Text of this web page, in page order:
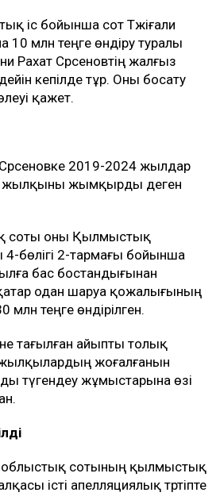
іс бойынша сот Тәжіғали
10 млн теңге өндіру туралы
Рахат Сәрсеновтің жалғыз
кепілде тұр. Оны босату
қажет.
2019-2024 жылдар
жылқыны жымқырды деген
соты оны Қылмыстық
4-бөлігі 2-тармағы бойынша
бас бостандығынан
одан шаруа қожалығының
млн теңге өндірілген.
тағылған айыпты толық
жоғалғанын
түгендеу жұмыстарына өзі
облыстық сотының қылмыстық
істі апелляциялық тәртіпте